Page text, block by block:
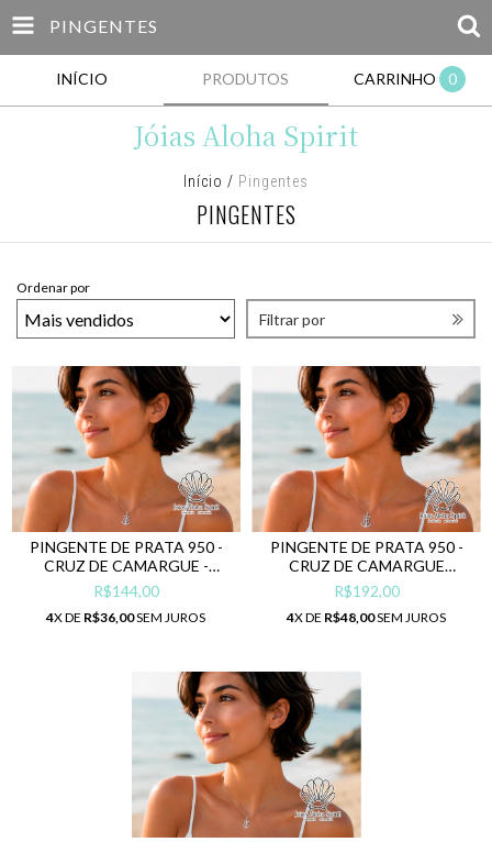
PINGENTES
INÍCIO PRODUTOS CARRINHO 0
Jóias Aloha Spirit
Início / Pingentes
PINGENTES
Ordenar por
Filtrar por
PINGENTE DE PRATA 950 -
CRUZ DE CAMARGUE -
MÉDIO
R$144,00
4X DE R$36,00SEM JUROS
PINGENTE DE PRATA 950 -
CRUZ DE CAMARGUE
GRANDE
R$192,00
4X DE R$48,00SEM JUROS